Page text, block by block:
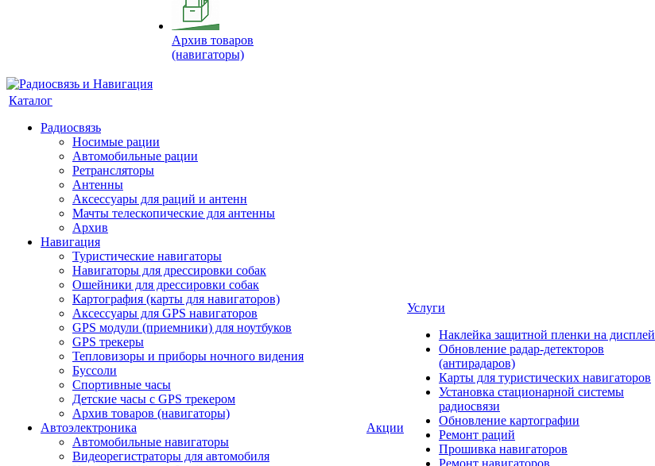
Архив товаров
(навигаторы)
Каталог
Радиосвязь
Носимые рации
Автомобильные рации
Ретрансляторы
Антенны
Аксессуары для раций и антенн
Мачты телескопические для антенны
Архив
Навигация
Туристические навигаторы
Навигаторы для дрессировки собак
Ошейники для дрессировки собак
Картография (карты для навигаторов)
Аксессуары для GPS навигаторов
GPS модули (приемники) для ноутбуков
GPS трекеры
Тепловизоры и приборы ночного видения
Буссоли
Спортивные часы
Детские часы с GPS трекером
Архив товаров (навигаторы)
Автоэлектроника
Автомобильные навигаторы
Видеорегистраторы для автомобиля
Акции
Услуги
Наклейка защитной пленки на дисплей
Обновление радар-детекторов
(антирадаров)
Карты для туристических навигаторов
Установка стационарной системы
радиосвязи
Обновление картографии
Ремонт раций
Прошивка навигаторов
Ремонт навигаторов